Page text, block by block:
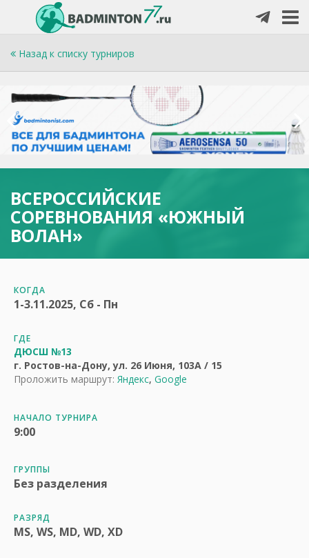
Назад к списку турниров
ВСЕРОССИЙСКИЕ
СОРЕВНОВАНИЯ «ЮЖНЫЙ
ВОЛАН»
КОГДА
1-3.11.2025, Сб - Пн
ГДЕ
ДЮСШ №13
г. Ростов-на-Дону, ул. 26 Июня, 103А / 15
Проложить маршрут: Яндекс, Google
НАЧАЛО ТУРНИРА
9:00
ГРУППЫ
Без разделения
РАЗРЯД
MS, WS, MD, WD, XD